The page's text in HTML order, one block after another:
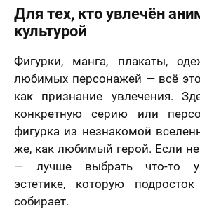
Для тех, кто увлечён
культурой
Фигурки, манга, плакаты,
любимых персонажей — всё
как признание увлечения.
конкретную серию или
фигурка из незнакомой
же, как любимый герой. Если не
— лучше выбрать что-то
эстетике, которую
собирает.